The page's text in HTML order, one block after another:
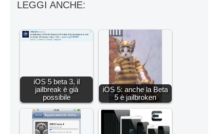
LEGGI ANCHE:
iOS 5 beta 3, il
jailbreak è già
possibile
iOS 5: anche la Beta
5 è jailbroken